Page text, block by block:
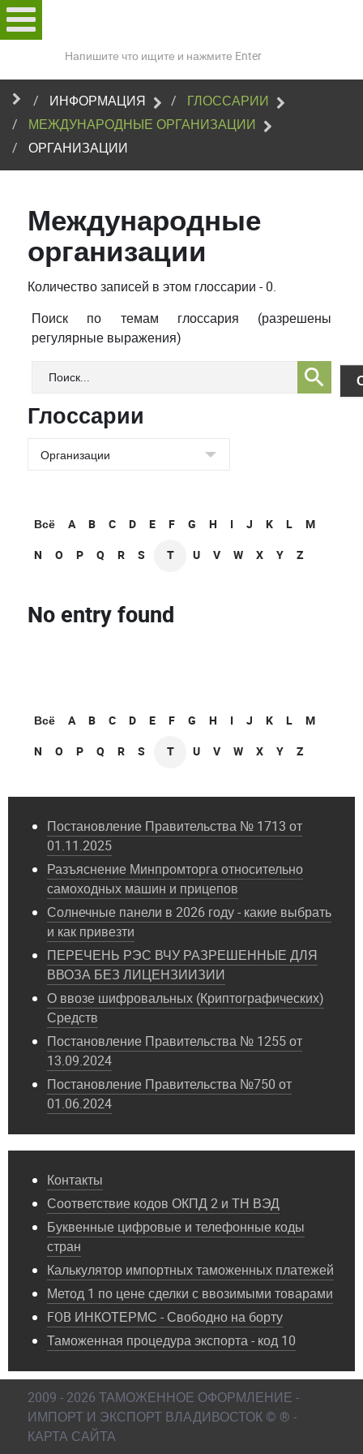
сайту
ИНФОРМАЦИЯ
ГЛОССАРИИ
МЕЖДУНАРОДНЫЕ ОРГАНИЗАЦИИ
ОРГАНИЗАЦИИ
Международные
организации
Количество записей в этом глоссарии - 0.
Поиск по темам глоссария (разрешены
регулярные выражения)
Глоссарии
Всё A B C D E F G H I J K L
M
N
O P Q R S T U V W X Y Z
No entry found
Всё A B C D E F G H I J K L
M
N
O P Q R S T U V W X Y Z
Постановление Правительства № 1713 от
01.11.2025
Разъяснение Минпромторга относительно
самоходных машин и прицепов
Солнечные панели в 2026 году - какие выбрать
и как привезти
ПЕРЕЧЕНЬ РЭС ВЧУ РАЗРЕШЕННЫЕ ДЛЯ
ВВОЗА БЕЗ ЛИЦЕНЗИИЗИИ
О ввозе шифровальных (Криптографических)
Средств
Постановление Правительства № 1255 от
13.09.2024
Постановление Правительства №750 от
01.06.2024
Контакты
Соответствие кодов ОКПД 2 и ТН ВЭД
Буквенные цифровые и телефонные коды
стран
Калькулятор импортных таможенных платежей
Метод 1 по цене сделки с ввозимыми товарами
FOB ИНКОТЕРМС - Свободно на борту
Таможенная процедура экспорта - код 10
2009 - 2026 ТАМОЖЕННОЕ ОФОРМЛЕНИЕ -
ИМПОРТ И ЭКСПОРТ ВЛАДИВОСТОК © ® -
КАРТА САЙТА